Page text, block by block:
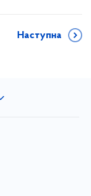
Наступна